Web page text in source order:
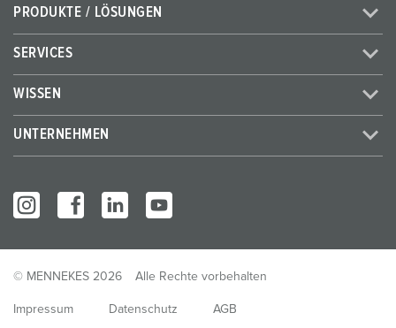
PRODUKTE / LÖSUNGEN
SERVICES
WISSEN
UNTERNEHMEN
© MENNEKES 2026 Alle Rechte vorbehalten
Impressum Datenschutz AGB